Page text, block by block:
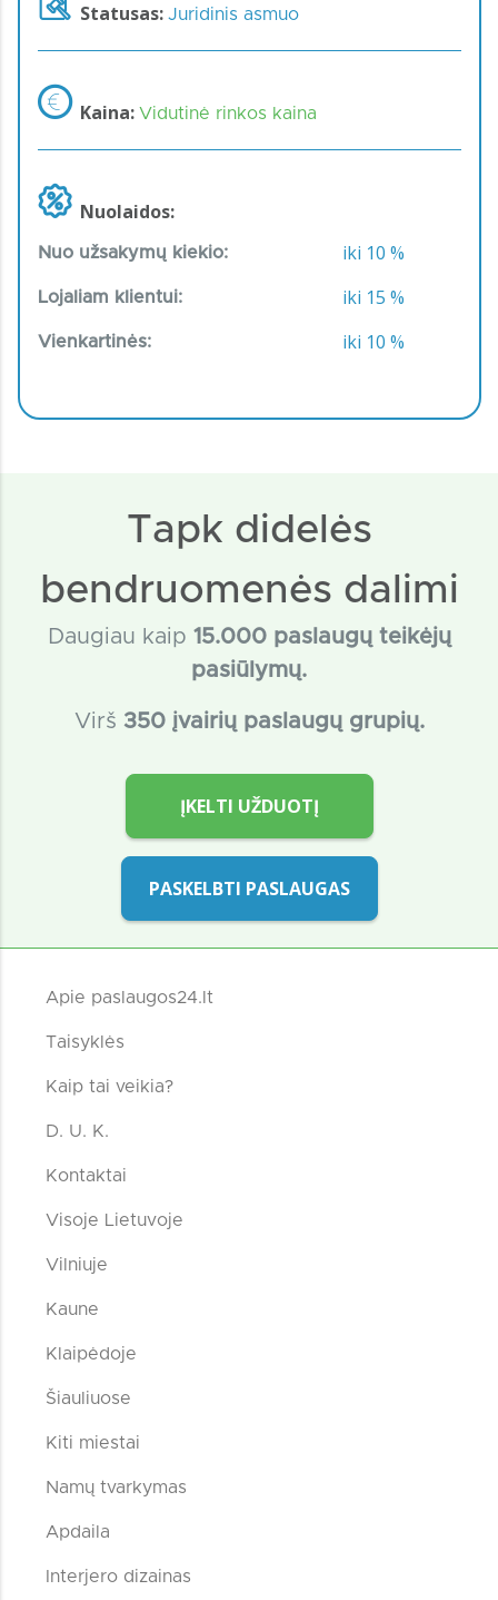
Statusas: Juridinis asmuo
Kaina: Vidutinė rinkos kaina
Nuolaidos:
Nuo užsakymų kiekio: iki 10 %
Lojaliam klientui: iki 15 %
Vienkartinės: iki 10 %
Tapk didelės
bendruomenės dalimi
Daugiau kaip 15.000 paslaugų teikėjų
pasiūlymų.
Virš 350 įvairių paslaugų grupių.
ĮKELTI UŽDUOTĮ
PASKELBTI PASLAUGAS
Apie paslaugos24.lt
Taisyklės
Kaip tai veikia?
D. U. K.
Kontaktai
Visoje Lietuvoje
Vilniuje
Kaune
Klaipėdoje
Šiauliuose
Kiti miestai
Namų tvarkymas
Apdaila
Interjero dizainas